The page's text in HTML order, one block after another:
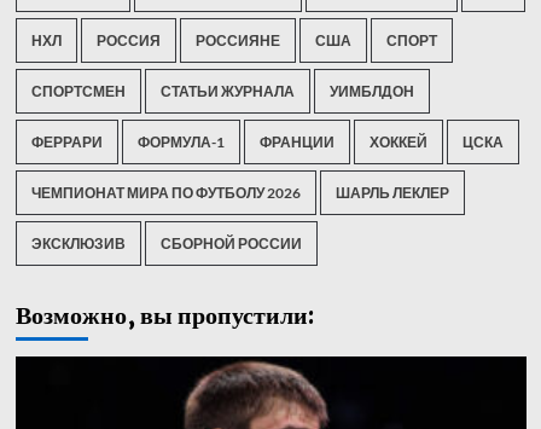
НХЛ РОССИЯ РОССИЯНЕ США СПОРТ
СПОРТСМЕН СТАТЬИ ЖУРНАЛА УИМБЛДОН
ФЕРРАРИ ФОРМУЛА-1 ФРАНЦИИ ХОККЕЙ ЦСКА
ЧЕМПИОНАТ МИРА ПО ФУТБОЛУ 2026 ШАРЛЬ ЛЕКЛЕР
ЭКСКЛЮЗИВ СБОРНОЙ РОССИИ
Возможно, вы пропустили: